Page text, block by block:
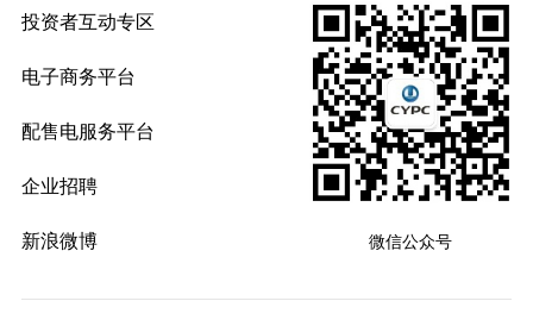
投资者互动专区
电子商务平台
配售电服务平台
企业招聘
新浪微博 微信公众号